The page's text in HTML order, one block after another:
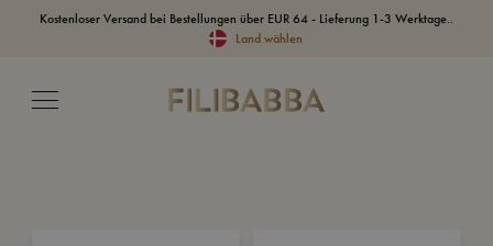
Kostenloser Versand bei Bestellungen über EUR 64 - Lieferung 1-3 Werktage..
Land wählen